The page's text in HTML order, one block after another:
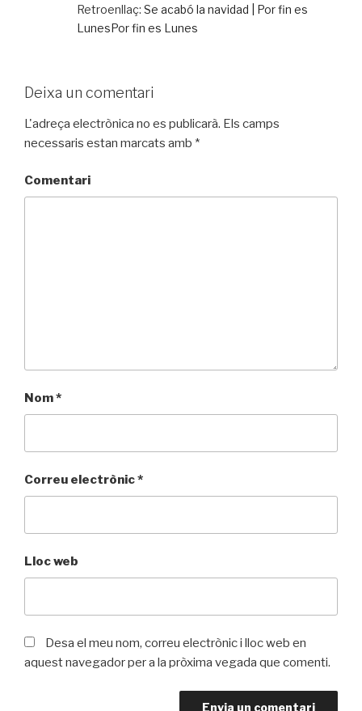
Retroenllaç: Se acabó la navidad | Por fin es
LunesPor fin es Lunes
Deixa un comentari
L'adreça electrònica no es publicarà. Els camps
necessaris estan marcats amb *
Comentari
Nom*
Correu electrònic*
Lloc web
Desa el meu nom, correu electrònic i lloc web en
aquest navegador per a la pròxima vegada que comenti.